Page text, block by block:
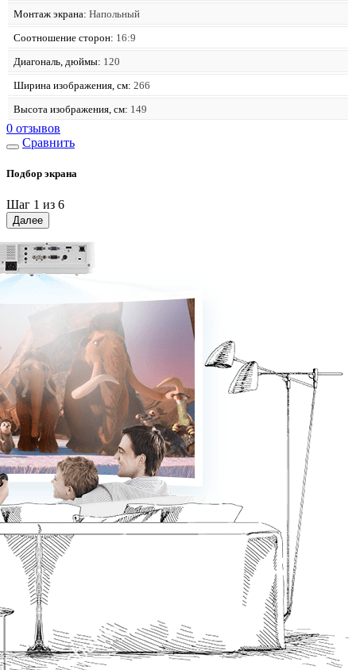
Монтаж экрана: Напольный
Соотношение сторон: 16:9
Диагональ, дюймы: 120
Ширина изображения, см: 266
Высота изображения, см: 149
0 отзывов
Сравнить
Подбор экрана
Шаг 1 из 6
Далее